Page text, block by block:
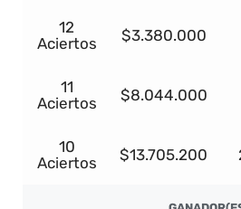
12
Aciertos
$3.380.000
11
Aciertos
$8.044.000
10
Aciertos
$13.705.200